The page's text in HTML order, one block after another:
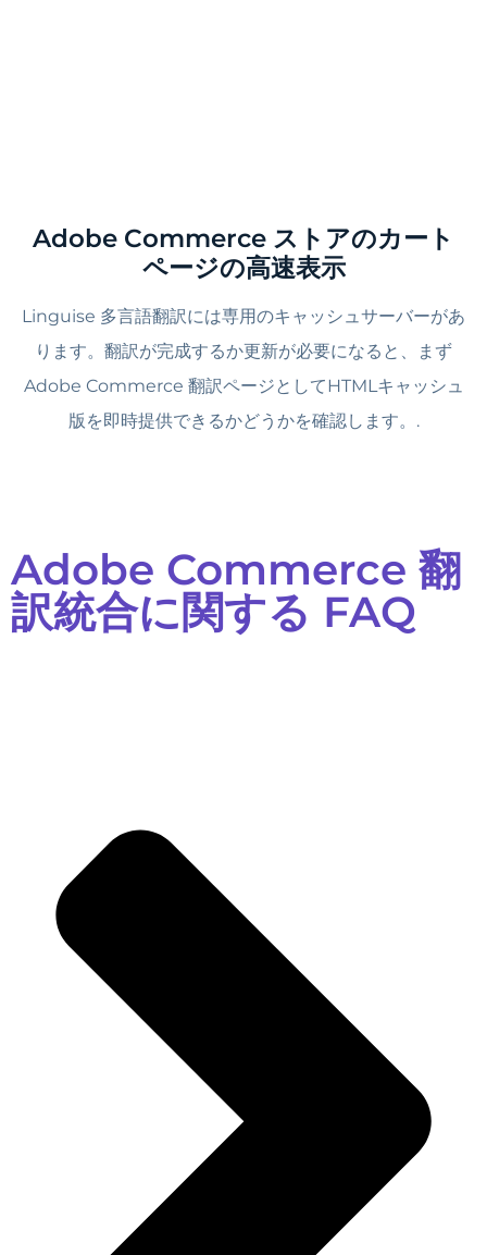
Adobe Commerce ストアのカート
ページの高速表示
Linguise 多言語翻訳には専用のキャッシュサーバーがあ
ります。翻訳が完成するか更新が必要になると、まず
Adobe Commerce 翻訳ページとしてHTMLキャッシュ
版を即時提供できるかどうかを確認します。.
Adobe Commerce 翻
訳統合に関する FAQ